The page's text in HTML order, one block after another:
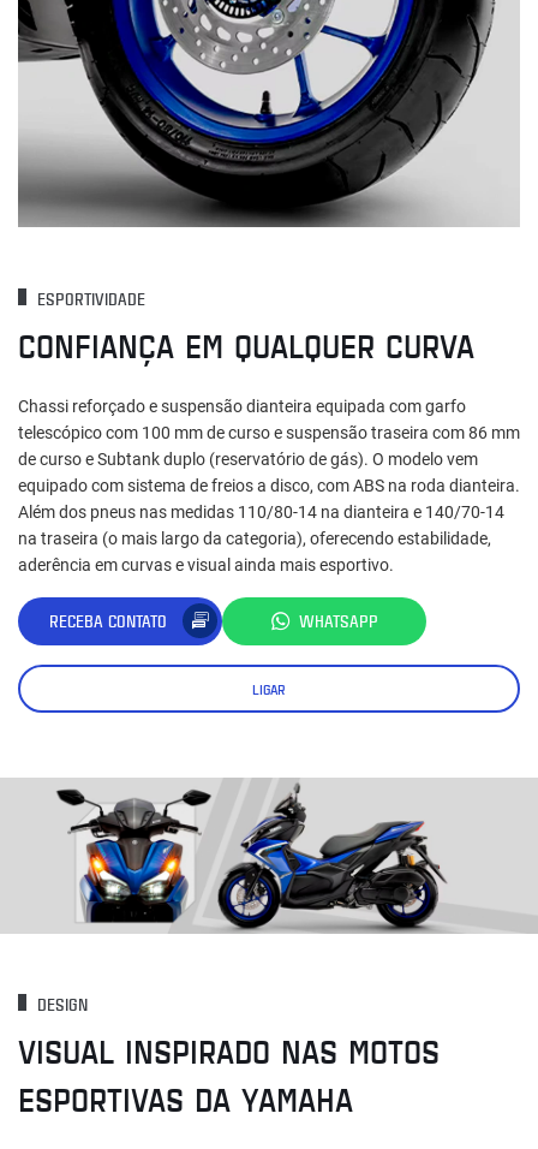
ESPORTIVIDADE
CONFIANÇA EM QUALQUER CURVA
Chassi reforçado e suspensão dianteira equipada com garfo
telescópico com 100 mm de curso e suspensão traseira com 86 mm
de curso e Subtank duplo (reservatório de gás). O modelo vem
equipado com sistema de freios a disco, com ABS na roda dianteira.
Além dos pneus nas medidas 110/80-14 na dianteira e 140/70-14
na traseira (o mais largo da categoria), oferecendo estabilidade,
aderência em curvas e visual ainda mais esportivo.
RECEBA CONTATO WHATSAPP
LIGAR
DESIGN
VISUAL INSPIRADO NAS MOTOS
ESPORTIVAS DA YAMAHA